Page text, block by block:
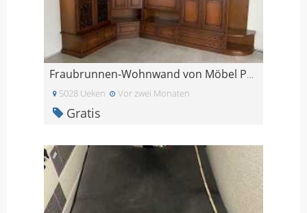
Fraubrunnen-Wohnwand von Möbel Pfister
5028 Ueken Vor zwei Monaten
Gratis